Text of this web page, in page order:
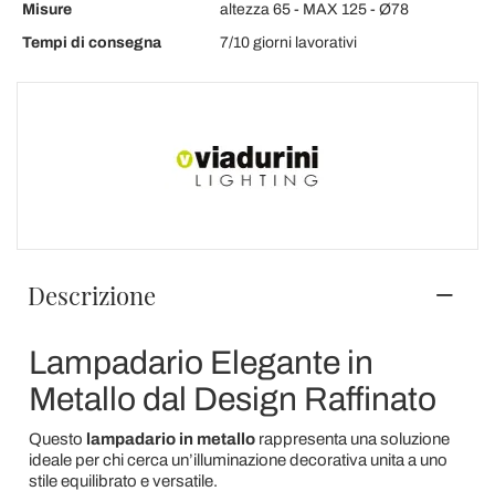
Misure
altezza 65 - MAX 125 - Ø78
Tempi di consegna
7/10 giorni lavorativi
Descrizione
Lampadario Elegante in
Metallo dal Design Raffinato
Questo lampadario in metallorappresenta una soluzione
ideale per chi cerca un’illuminazione decorativa unita a uno
stile equilibrato e versatile.